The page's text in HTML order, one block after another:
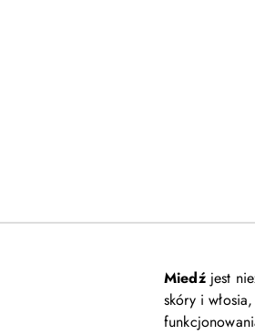
Miedźjest
skóry i